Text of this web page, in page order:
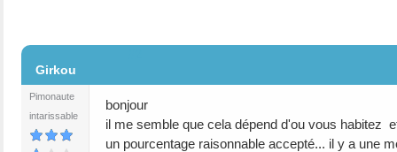
Girkou
Pimonaute
intarissable
bonjour
il me semble que cela dépend d'ou vous habitez
un pourcentage raisonnable accepté... il y a une